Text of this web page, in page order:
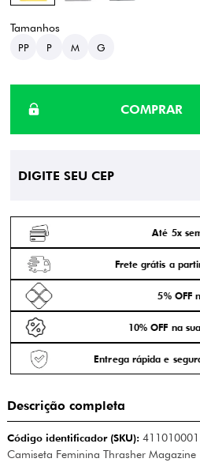
PP P M G
Até 5x
Frete grátis a
5% OFF
10% OFF na
Entrega rápida e
Descrição completa
Código identificador (SKU):411010001
Camiseta Feminina Thrasher Magazine